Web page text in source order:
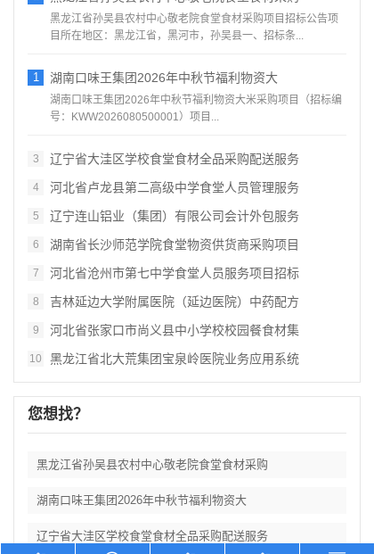
黑龙江省孙吴县农村中心敬老院食堂食材采购项目招标公告项
目所在地区：黑龙江省，黑河市，孙吴县一、招标条...
1 湖南口味王集团2026年中秋节福利物资大
湖南口味王集团2026年中秋节福利物资大米采购项目（招标编
号：KWW2026080500001）项目...
3 辽宁省大洼区学校食堂食材全品采购配送服务
4 河北省卢龙县第二高级中学食堂人员管理服务
5 辽宁连山铝业（集团）有限公司会计外包服务
6 湖南省长沙师范学院食堂物资供货商采购项目
7 河北省沧州市第七中学食堂人员服务项目招标
8 吉林延边大学附属医院（延边医院）中药配方
9 河北省张家口市尚义县中小学校校园餐食材集
10 黑龙江省北大荒集团宝泉岭医院业务应用系统
您想找？
黑龙江省孙吴县农村中心敬老院食堂食材采购
湖南口味王集团2026年中秋节福利物资大
辽宁省大洼区学校食堂食材全品采购配送服务